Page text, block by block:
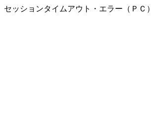
セッションタイムアウト・エラー（ＰＣ）